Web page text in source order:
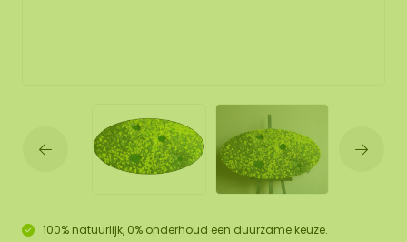
100% natuurlijk, 0% onderhoud een duurzame keuze.